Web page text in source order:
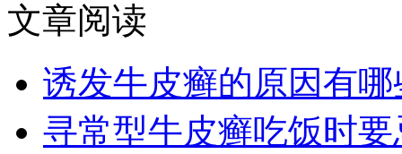
文章阅读
诱发牛皮癣的原因有哪
寻常型牛皮癣吃饭时